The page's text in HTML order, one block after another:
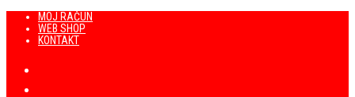
Preskoči
sadržaj
MOJ RAČUN
WEB SHOP
KONTAKT